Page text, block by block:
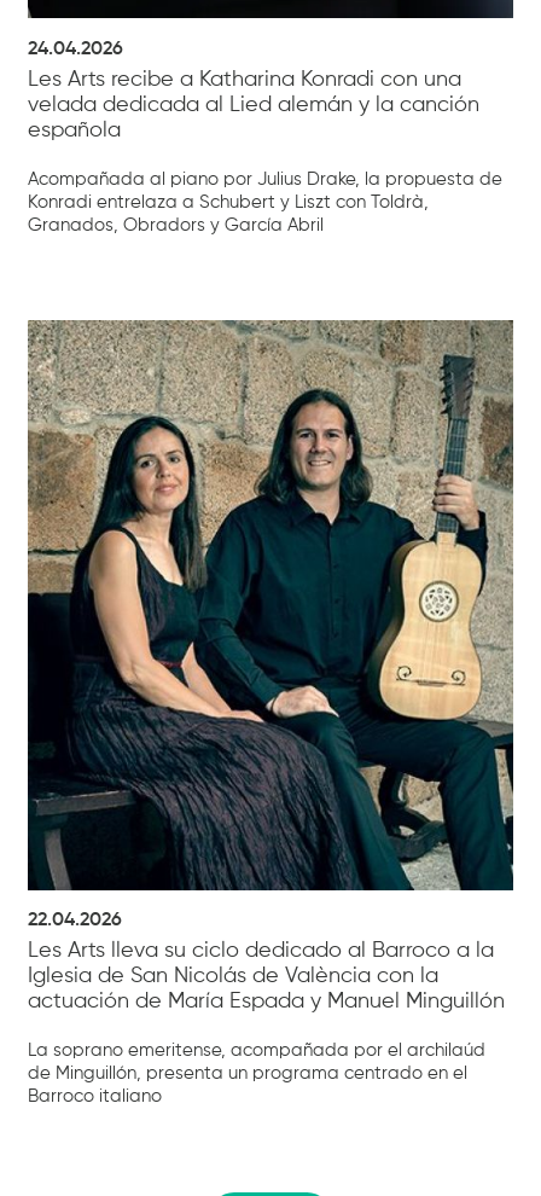
24.04.2026
Les Arts recibe a Katharina Konradi con una
velada dedicada al Lied alemán y la canción
española
Acompañada al piano por Julius Drake, la propuesta de
Konradi entrelaza a Schubert y Liszt con Toldrà,
Granados, Obradors y García Abril
22.04.2026
Les Arts lleva su ciclo dedicado al Barroco a la
Iglesia de San Nicolás de València con la
actuación de María Espada y Manuel Minguillón
La soprano emeritense, acompañada por el archilaúd
de Minguillón, presenta un programa centrado en el
Barroco italiano